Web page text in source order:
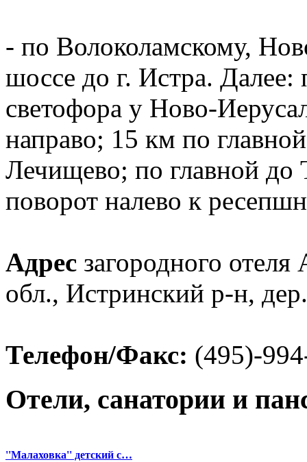
- по Волоколамскому,
шоссе до г. Истра. Далее:
светофора у Ново-
направо; 15 км по
Лечищево; по главной до
поворот налево к
Адрес загородного
обл., Истринский р-н,
Телефон/Факс: (495)-
Отели, санатории и
''Малаховка'' детский с…